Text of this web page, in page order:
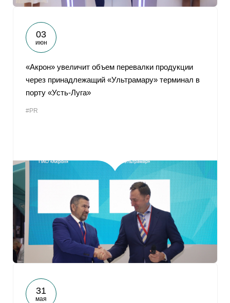
03
июн
«Акрон» увеличит объем перевалки продукции
через принадлежащий «Ультрамару» терминал в
порту «Усть-Луга»
#PR
31
мая